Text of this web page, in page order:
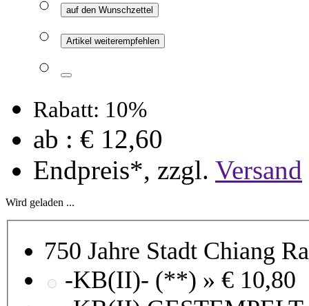
auf den Wunschzettel
Artikel weiterempfehlen
Rabatt: 10%
ab : € 12,60
Endpreis*, zzgl. Versand
Wird geladen ...
750 Jahre Stadt Chiang
-KB(II)- (**) » € 10,80